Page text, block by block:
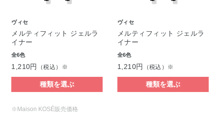
ヴィセ
メルティフィット ジェルラ
イナー
全6色
1,210円 （税込）※
種類を選ぶ
ヴィセ
メルティフィット ジェルラ
イナー
全6色
1,210円 （税込）※
種類を選ぶ
※Maison KOSÉ販売価格